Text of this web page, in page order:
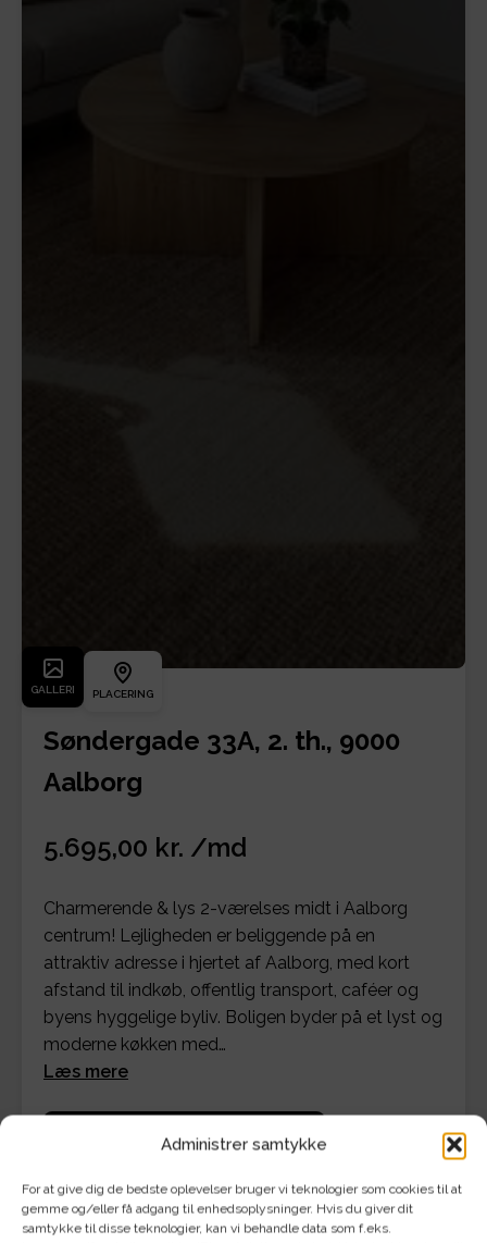
Administrer samtykke
For at give dig de bedste oplevelser bruger vi teknologier som cookies til at
gemme og/eller få adgang til enhedsoplysninger. Hvis du giver dit
samtykke til disse teknologier, kan vi behandle data som f.eks.
GALLERI PLACERING
Søndergade 33A, 2. th., 9000
Aalborg
5.695,00 kr. /md
Charmerende & lys 2-værelses midt i Aalborg
centrum! Lejligheden er beliggende på en
attraktiv adresse i hjertet af Aalborg, med kort
afstand til indkøb, offentlig transport, caféer og
byens hyggelige byliv. Boligen byder på et lyst og
moderne køkken med…
Læs mere
Se detaljer for bolig og økonomi